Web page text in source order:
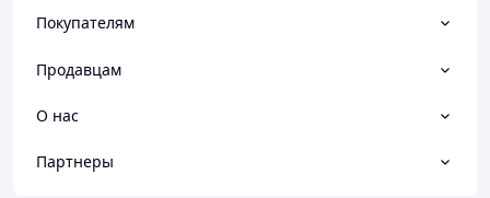
Покупателям
Продавцам
О нас
Партнеры